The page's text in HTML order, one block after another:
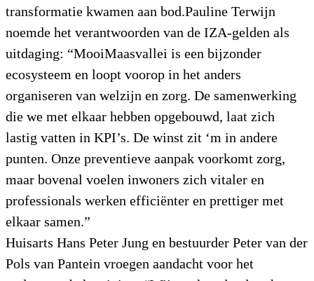
transformatie kwamen aan bod.Pauline Terwijn
noemde het verantwoorden van de IZA-gelden als
uitdaging: “MooiMaasvallei is een bijzonder
ecosysteem en loopt voorop in het anders
organiseren van welzijn en zorg. De samenwerking
die we met elkaar hebben opgebouwd, laat zich
lastig vatten in KPI’s. De winst zit ‘m in andere
punten. Onze preventieve aanpak voorkomt zorg,
maar bovenal voelen inwoners zich vitaler en
professionals werken efficiënter en prettiger met
elkaar samen.”
Huisarts Hans Peter Jung en bestuurder Peter van der
Pols van Pantein vroegen aandacht voor het